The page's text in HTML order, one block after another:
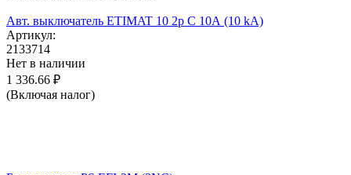
Авт. выключатель ETIMAT 10 2p C 10А (10 kA)
Артикул:
2133714
Нет в наличии
1 336.66 ₽
(Включая налог)